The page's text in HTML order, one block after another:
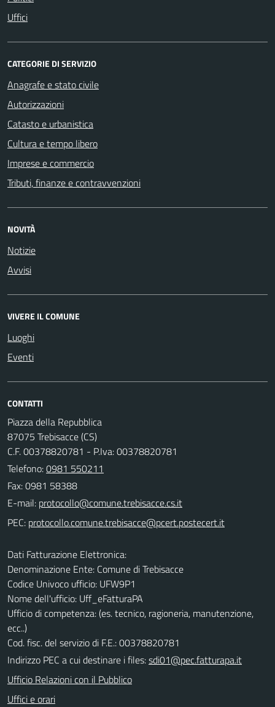
Uffici
CATEGORIE DI SERVIZIO
Anagrafe e stato civile
Autorizzazioni
Catasto e urbanistica
Cultura e tempo libero
Imprese e commercio
Tributi, finanze e contravvenzioni
NOVITÀ
Notizie
Avvisi
VIVERE IL COMUNE
Luoghi
Eventi
CONTATTI
Piazza della Repubblica
87075 Trebisacce (CS)
C.F. 00378820781 - P.Iva: 00378820781
Telefono:0981 550211
Fax: 0981 58388
E-mail:
PEC:
Dati Fatturazione Elettronica:
Denominazione Ente: Comune di Trebisacce
Codice Univoco ufficio: UFW9P1
Nome dell'ufficio: Uff_eFatturaPA
Ufficio di competenza: (es. tecnico, ragioneria, manutenzione,
ecc..)
Cod. fisc. del servizio di F.E.: 00378820781
Indirizzo PEC a cui destinare i files:sdi01@pec.fatturapa.it
Ufficio Relazioni con il Pubblico
Uffici e orari